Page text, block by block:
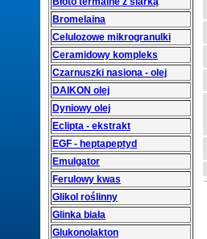
Bromelaina
Celulozowe mikrogranulki
Ceramidowy kompleks
Czarnuszki nasiona - olej
DAIKON olej
Dyniowy olej
Eclipta - ekstrakt
EGF - heptapeptyd
Emulgator
Ferulowy kwas
Glikol roślinny
Glinka biała
Glukonolakton